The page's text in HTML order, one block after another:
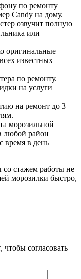
по ремонту
Candy на дому.
озвучит полную
или
оригинальные
известных
по ремонту.
на услуги
на ремонт до 3
морозильной
любой район
время в день
стажем работы не
морозилки быстро,
согласовать